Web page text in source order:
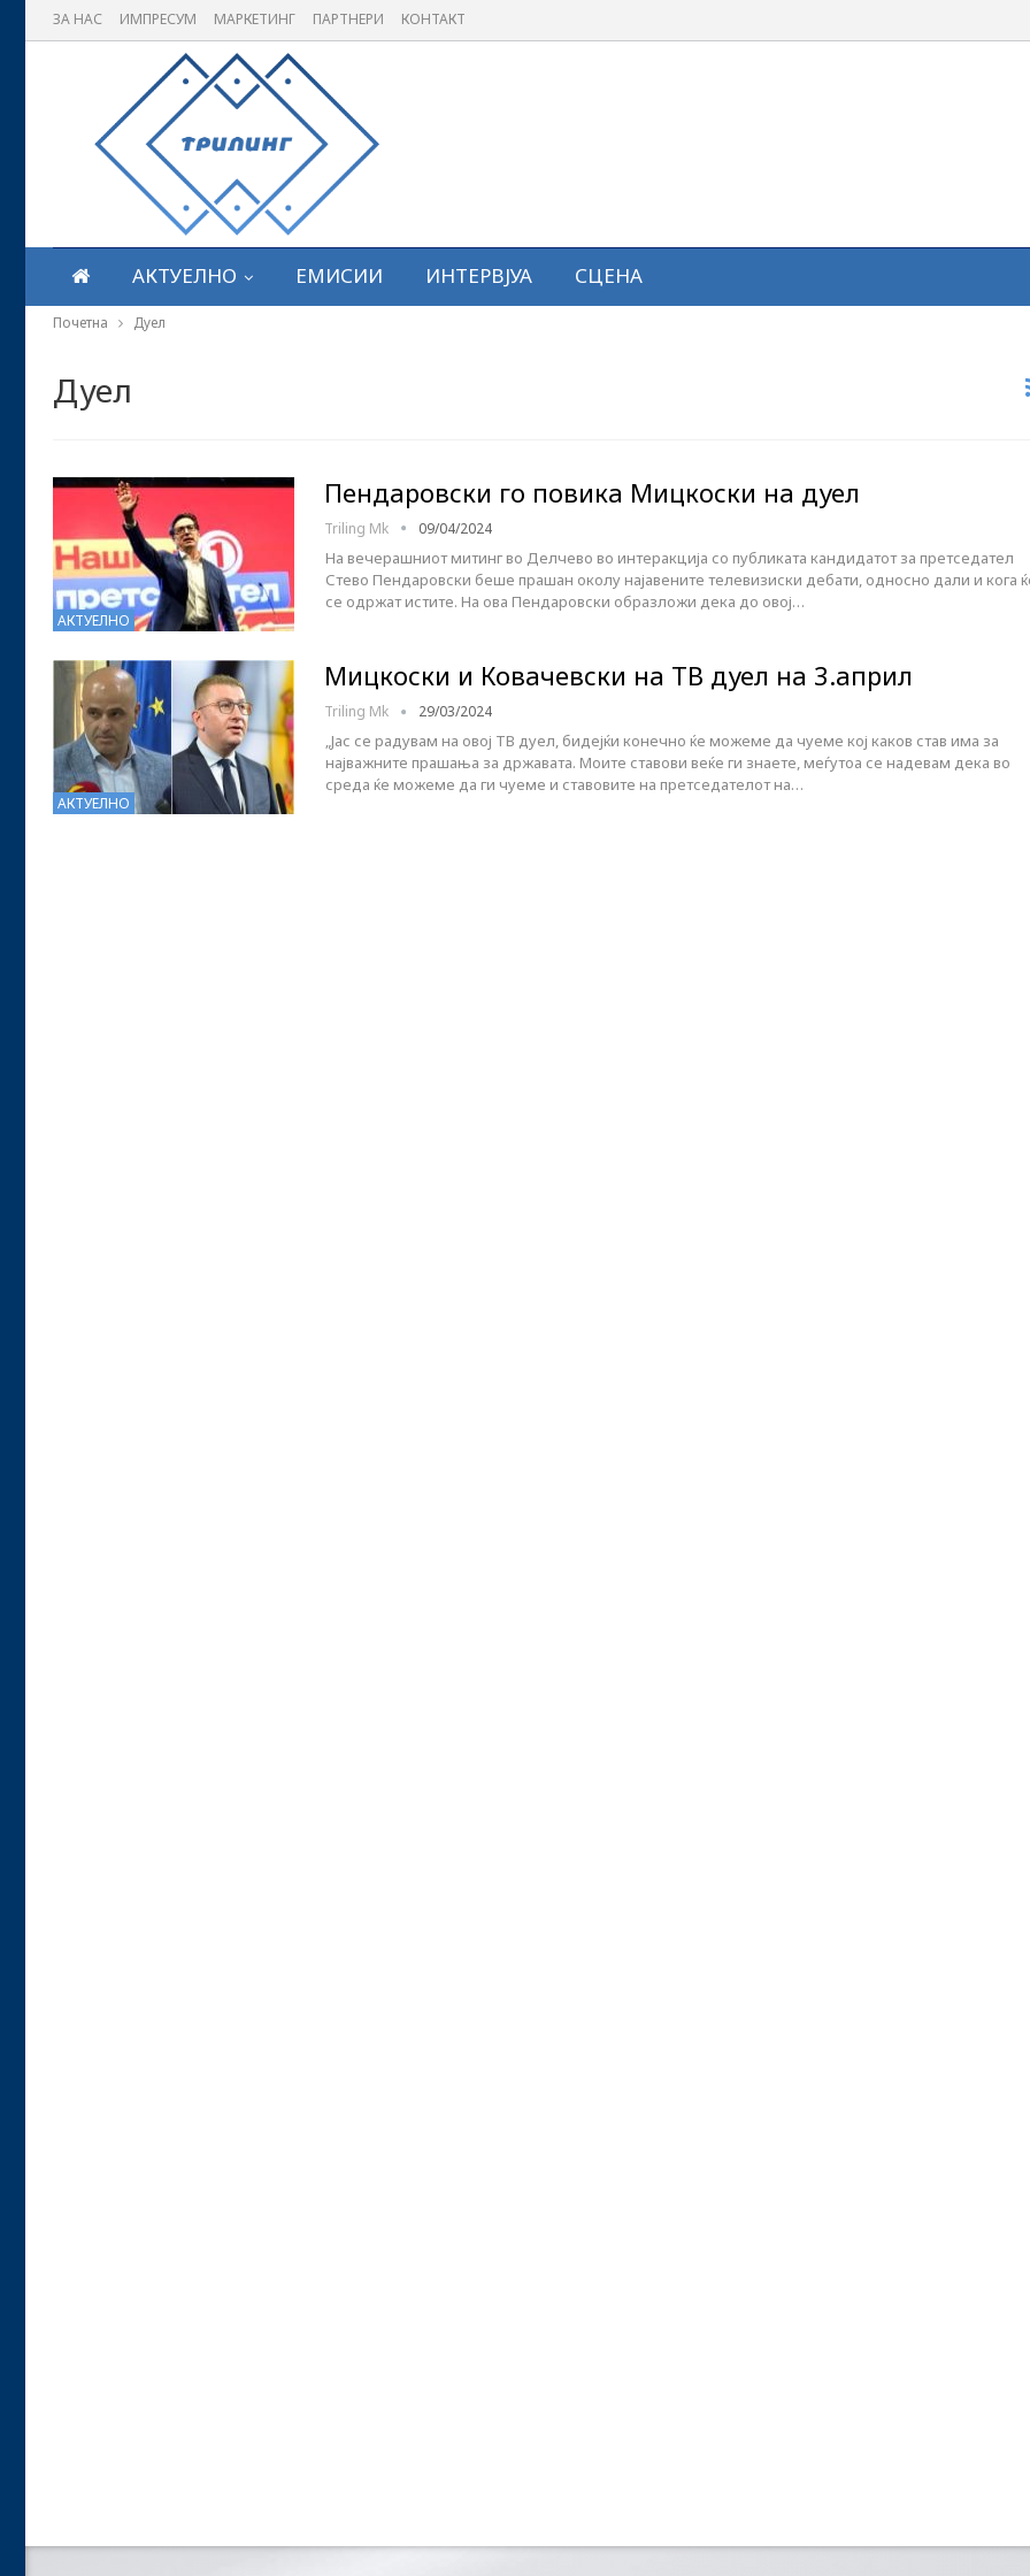
ЗА НАС ИМПРЕСУМ МАРКЕТИНГ ПАРТНЕРИ КОНТАКТ
АКТУЕЛНО ЕМИСИИ ИНТЕРВЈУА СЦЕНА
Почетна Дуел
Дуел
АКТУЕЛНО
Пендаровски го повика Мицкоски на дуел
Triling Mk 09/04/2024
На вечерашниот митинг во Делчево во интеракција со публиката кандидатот за претседател
Стево Пендаровски беше прашан околу најавените телевизиски дебати, односно дали и кога
се одржат истите. На ова Пендаровски образложи дека до овој…
АКТУЕЛНО
Мицкоски и Ковачевски на ТВ дуел на 3.април
Triling Mk 29/03/2024
„Јас се радувам на овој ТВ дуел, бидејќи конечно ќе можеме да чуеме кој каков став има за
најважните прашања за државата. Моите ставови веќе ги знаете, меѓутоа се надевам дека во
среда ќе можеме да ги чуеме и ставовите на претседателот на…